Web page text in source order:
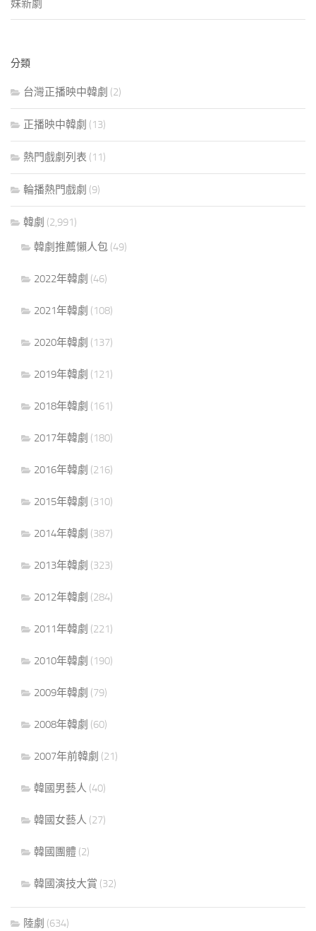
妹新劇
分類
台灣正播映中韓劇 (2)
正播映中韓劇 (13)
熱門戲劇列表 (11)
輪播熱門戲劇 (9)
韓劇 (2,991)
韓劇推薦懶人包 (49)
2022年韓劇 (46)
2021年韓劇 (108)
2020年韓劇 (137)
2019年韓劇 (121)
2018年韓劇 (161)
2017年韓劇 (180)
2016年韓劇 (216)
2015年韓劇 (310)
2014年韓劇 (387)
2013年韓劇 (323)
2012年韓劇 (284)
2011年韓劇 (221)
2010年韓劇 (190)
2009年韓劇 (79)
2008年韓劇 (60)
2007年前韓劇 (21)
韓國男藝人 (40)
韓國女藝人 (27)
韓國團體 (2)
韓國演技大賞 (32)
陸劇 (634)